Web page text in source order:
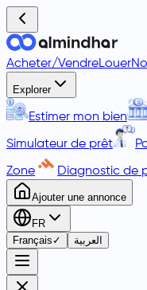
Acheter/VendreLouer
Explorer
Estimer mon bien
Simulateur de prêt
Zone Diagnostic de
Ajouter une annonce
FR
Français ✓ العربية